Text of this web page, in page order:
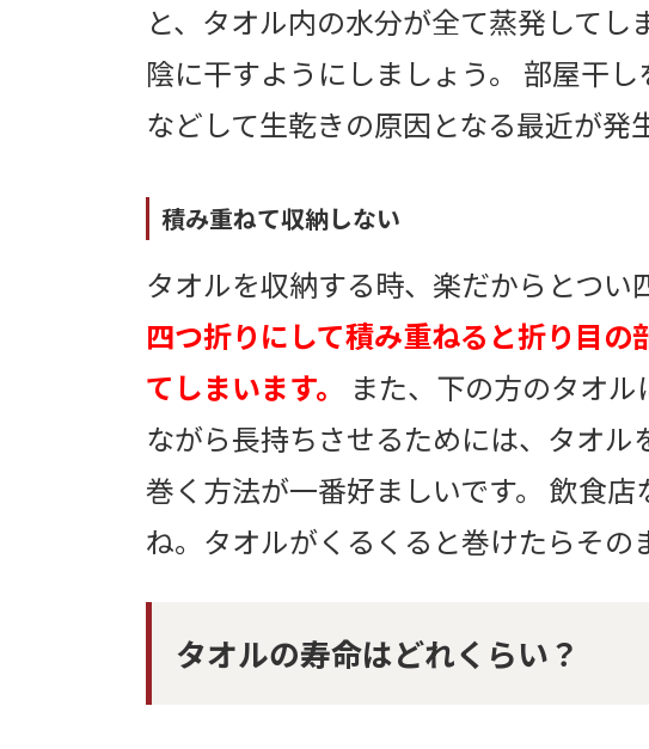
と、タオル内の水分が全て蒸発して
陰に干すようにしましょう。 部屋干
などして生乾きの原因となる最近が
積み重ねて収納しない
タオルを収納する時、楽だからとつ
四つ折りにして積み重ねると折り目
てしまいます。
また、下の方のタオ
ながら長持ちさせるためには、タオ
巻く方法が一番好ましいです。 飲食
ね。タオルがくるくると巻けたらそ
タオルの寿命はどれくらい？